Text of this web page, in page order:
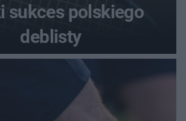
sukces polskiego
deblisty